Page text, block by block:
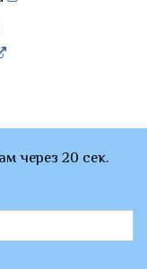
через 20 сек.